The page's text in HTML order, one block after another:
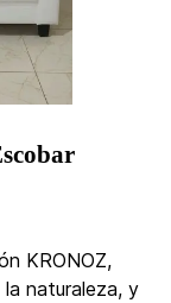
KRONOZ,
naturaleza, y